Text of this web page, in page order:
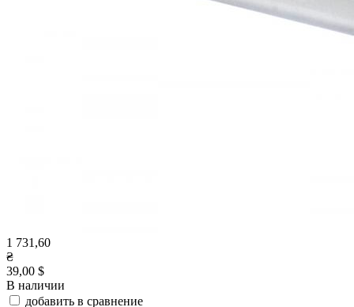
1 731,60
₴
39,00 $
В наличии
добавить в сравнение